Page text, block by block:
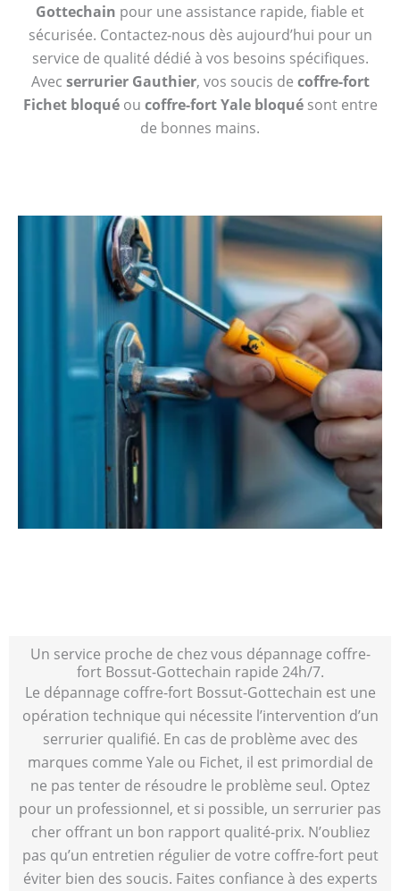
Gottechain pour une assistance rapide, fiable et
sécurisée. Contactez-nous dès aujourd’hui pour un
service de qualité dédié à vos besoins spécifiques.
Avec serrurier Gauthier, vos soucis de coffre-fort
Fichet bloquéou coffre-fort Yale bloquésont entre
de bonnes mains.
Un service proche de chez vous dépannage coffre-
fort Bossut-Gottechain rapide 24h/7.
Le dépannage coffre-fort Bossut-Gottechain est une
opération technique qui nécessite l’intervention d’un
serrurier qualifié. En cas de problème avec des
marques comme Yale ou Fichet, il est primordial de
ne pas tenter de résoudre le problème seul. Optez
pour un professionnel, et si possible, un serrurier pas
cher offrant un bon rapport qualité-prix. N’oubliez
pas qu’un entretien régulier de votre coffre-fort peut
éviter bien des soucis. Faites confiance à des experts